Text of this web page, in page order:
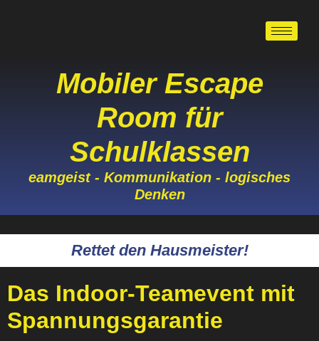
Mobiler Escape
Room für
Schulklassen
eamgeist - Kommunikation - logisches
Denken
Rettet den Hausmeister!
Das Indoor-Teamevent mit
Spannungsgarantie